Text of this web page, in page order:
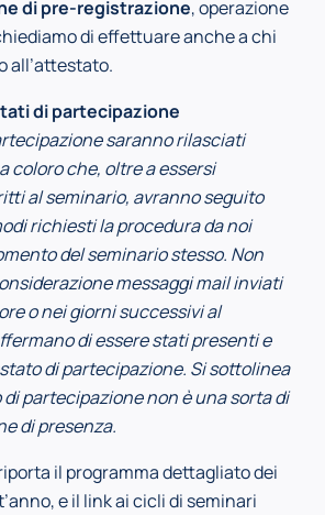
di pre-registrazione, operazione
di effettuare anche a chi
all’attestato.
di partecipazione
saranno rilasciati
coloro che, oltre a essersi
al seminario, avranno seguito
richiesti la procedura da noi
del seminario stesso. Non
messaggi mail inviati
o nei giorni successivi al
di essere stati presenti e
di partecipazione. Si sottolinea
partecipazione non è una sorta di
di presenza.
il programma dettagliato dei
e il link ai cicli di seminari